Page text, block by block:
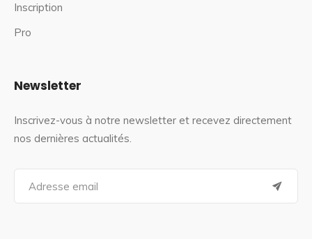
Inscription
Pro
Newsletter
Inscrivez-vous à notre newsletter et recevez directement
nos dernières actualités.
a